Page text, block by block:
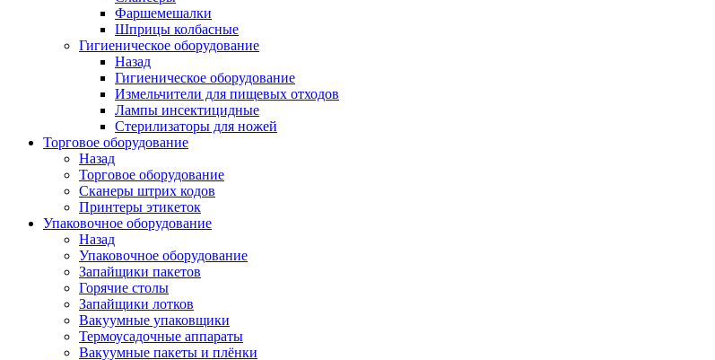
Фаршемешалки
Шприцы колбасные
Гигиеническое оборудование
Назад
Гигиеническое оборудование
Измельчители для пищевых отходов
Лампы инсектицидные
Стерилизаторы для ножей
Торговое оборудование
Назад
Торговое оборудование
Сканеры штрих кодов
Принтеры этикеток
Упаковочное оборудование
Назад
Упаковочное оборудование
Запайщики пакетов
Горячие столы
Запайщики лотков
Вакуумные упаковщики
Термоусадочные аппараты
Вакуумные пакеты и плёнки